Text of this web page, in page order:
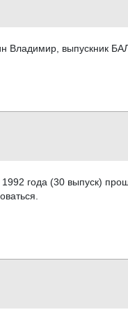
Владимир, выпускник
года (30 выпуск)